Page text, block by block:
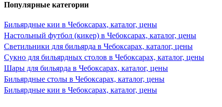
Популярные категории
Бильярдные кии в Чебоксарах, каталог, цены
Настольный футбол (кикер) в Чебоксарах, каталог, цены
Светильники для бильярда в Чебоксарах, каталог, цены
Сукно для бильярдных столов в Чебоксарах, каталог, цены
Шары для бильярда в Чебоксарах, каталог, цены
Бильярдные столы в Чебоксарах, каталог, цены
Бильярдные кии в Чебоксарах, каталог, цены